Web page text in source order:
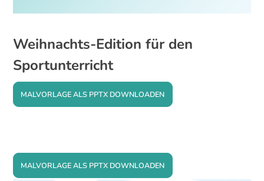
Weihnachts-Edition für den
Sportunterricht
MALVORLAGE ALS PPTX DOWNLOADEN
MALVORLAGE ALS PPTX DOWNLOADEN